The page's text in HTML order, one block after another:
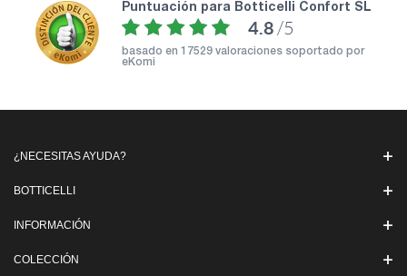
puntuación para Botticelli Confort SL
4.8 /5
basado en 17529 valoraciones soportado por
eKomi
¿NECESITAS AYUDA?
BOTTICELLI
INFORMACIÓN
COLECCIÓN